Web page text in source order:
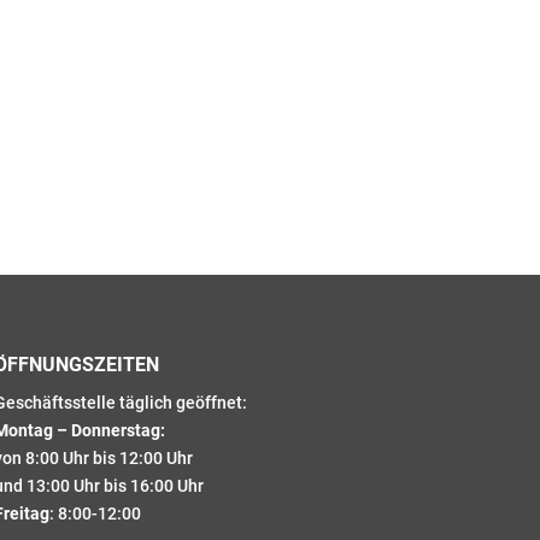
täglich geöffnet:
– Donnerstag:
8:00 Uhr bis 12:00 Uhr
13:00 Uhr bis 16:00 Uhr
: 8:00-12:00